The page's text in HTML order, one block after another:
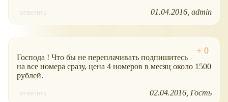
ответить 01.04.2016 admin
Господа ! Что бы не переплачивать подпишитесь
на все номера сразу, цена 4 номеров в месяц около 1500
рублей.
ответить 02.04.2016 Гость